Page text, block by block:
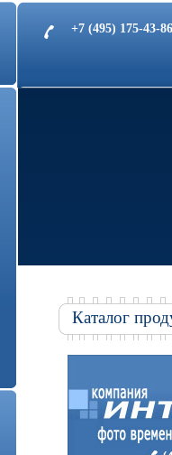
+7 (495) 175-43-
Каталог